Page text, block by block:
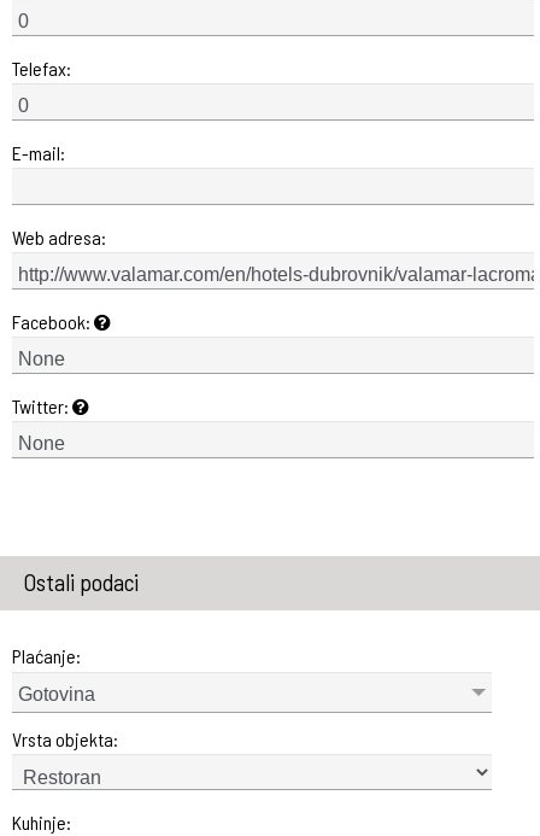
Telefax:
E-mail:
Web adresa:
Facebook:
Twitter:
Ostali podaci
Plaćanje:
Gotovina
Vrsta objekta:
Kuhinje: